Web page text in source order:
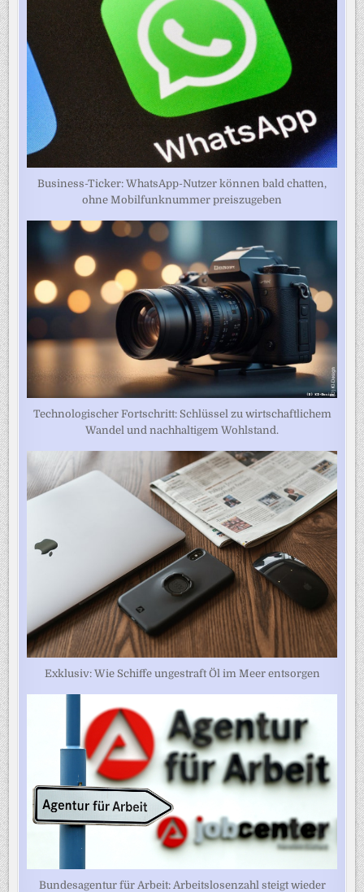
Business-Ticker: WhatsApp-Nutzer können bald chatten,
ohne Mobilfunknummer preiszugeben
Technologischer Fortschritt: Schlüssel zu wirtschaftlichem
Wandel und nachhaltigem Wohlstand.
Exklusiv: Wie Schiffe ungestraft Öl im Meer entsorgen
Bundesagentur für Arbeit: Arbeitslosenzahl steigt wieder